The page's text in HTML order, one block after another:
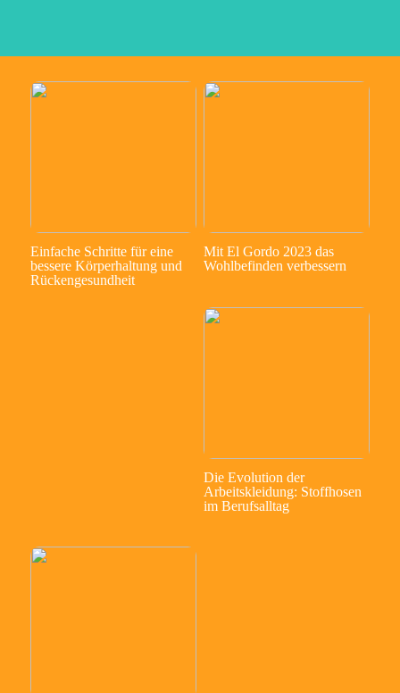
Einfache Schritte für eine
bessere Körperhaltung und
Rückengesundheit
Mit El Gordo 2023 das
Wohlbefinden verbessern
Die Evolution der
Arbeitskleidung: Stoffhosen
im Berufsalltag